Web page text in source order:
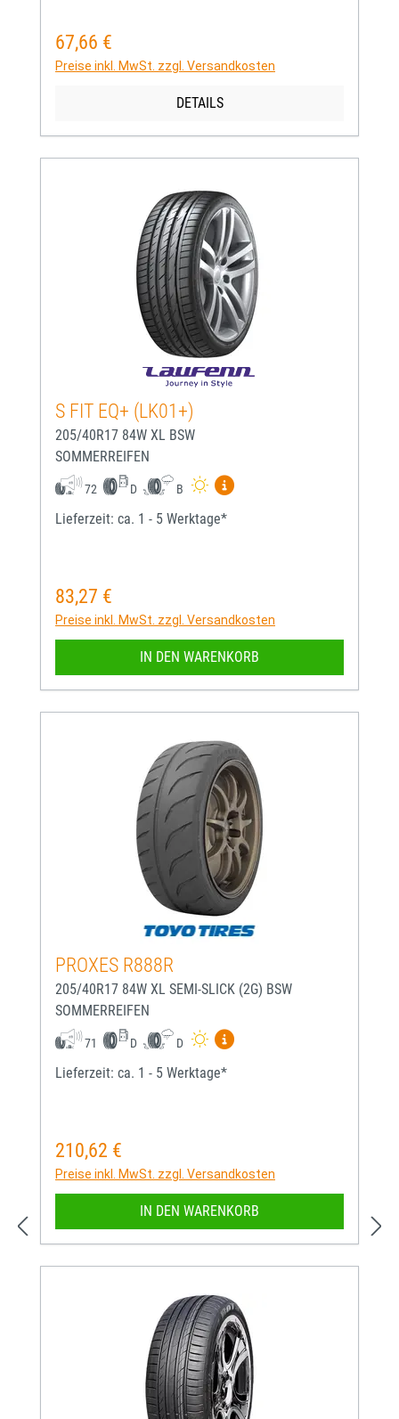
Regulärer Preis:
67,66 €
Preise inkl. MwSt. zzgl. Versandkosten
DETAILS
S FIT EQ+ (LK01+)
205/40R17 84W XL BSW
SOMMERREIFEN
72 D B
Mehr Informationen zum
Lieferzeit: ca. 1 - 5 Werktage*
Regulärer Preis:
83,27 €
Preise inkl. MwSt. zzgl. Versandkosten
IN DEN WARENKORB
PROXES R888R
205/40R17 84W XL SEMI-SLICK (2G) BSW
SOMMERREIFEN
71 D D
Mehr Informationen zum
Lieferzeit: ca. 1 - 5 Werktage*
Regulärer Preis:
210,62 €
Preise inkl. MwSt. zzgl. Versandkosten
IN DEN WARENKORB